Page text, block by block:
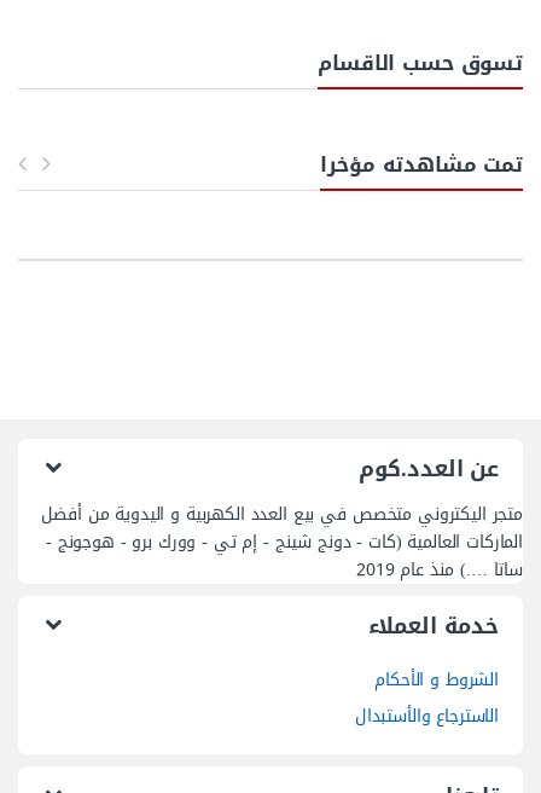
تسوق حسب الاقسام
تمت مشاهدته مؤخرا
عن العدد.كوم
متجر اليكتروني متخصص في بيع العدد الكهربية و اليدوية من أفضل
الماركات العالمية (كات - دونج شينج - إم تي - وورك برو - هوجونج -
ساتا ….) منذ عام 2019
خدمة العملاء
الشروط و الأحكام
الاسترجاع والأستبدال